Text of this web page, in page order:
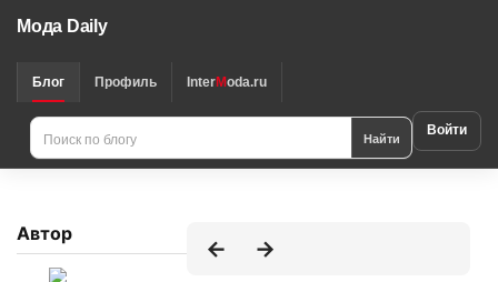
Мода Daily
Блог Профиль InterModa.ru
Найти Войти
Автор